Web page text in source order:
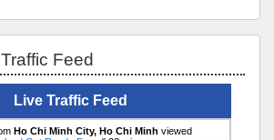
Feed
Live Traffic Feed
Ho Chi Minh City, Ho Chi Minh viewed